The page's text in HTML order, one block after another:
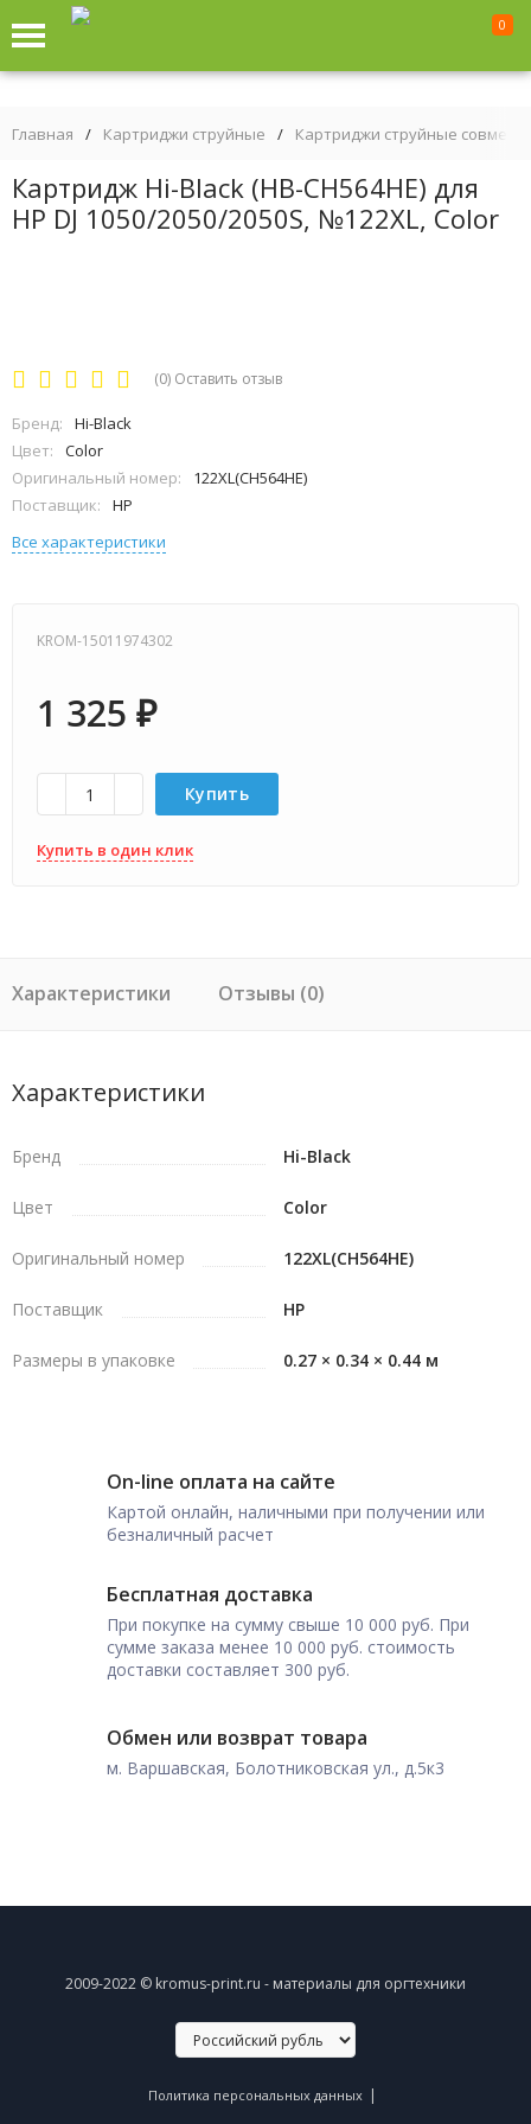
0
Главная / Картриджи струйные / Картриджи струйные
Картридж Hi-Black (HB-CH564HE) для
HP DJ 1050/2050/2050S, №122XL, Color
(0) Оставить отзыв
Бренд:
Hi-Black
Цвет:
Color
Оригинальный номер:
122XL(CH564HE)
Поставщик:
HP
Все характеристики
KROM-15011974302
1 325 ₽
Купить
Купить в один клик
Характеристики Отзывы (0)
Характеристики
Бренд Hi-Black
Цвет Color
Оригинальный номер 122XL(CH564HE)
Поставщик HP
Размеры в упаковке 0.27 × 0.34 × 0.44 м
On-line оплата на сайте
Картой онлайн, наличными при получении или
безналичный расчет
Бесплатная доставка
При покупке на сумму свыше 10 000 руб. При
сумме заказа менее 10 000 руб. стоимость
доставки составляет 300 руб.
Обмен или возврат товара
м. Варшавская, Болотниковская ул., д.5к3
2009-2022 © kromus-print.ru - материалы для оргтехники
Политика персональных данных |